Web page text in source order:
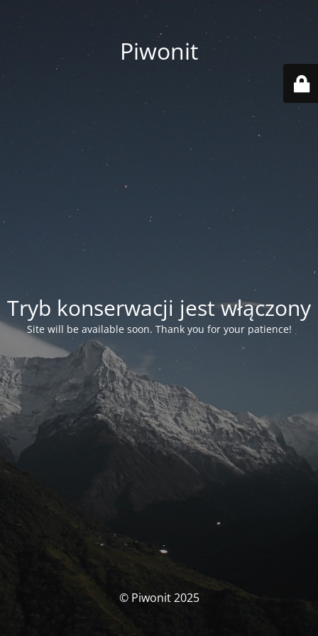
Piwonit
Tryb konserwacji jest włączony
Site will be available soon. Thank you for your patience!
© Piwonit 2025